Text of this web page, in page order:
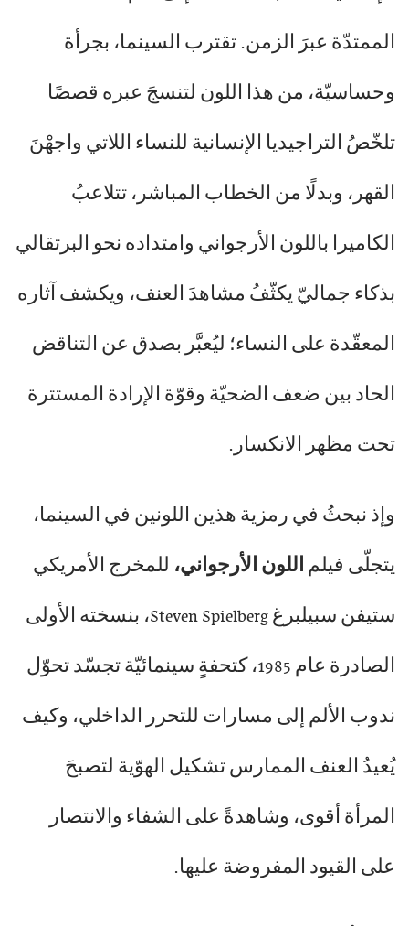
الممتدّة عبرَ الزمن. تقترب السينما، بجرأة
وحساسيّة، من هذا اللون لتنسجَ عبره قصصًا
تلخّصُ التراجيديا الإنسانية للنساء اللاتي واجهْنَ
القهر، وبدلًا من الخطاب المباشر، تتلاعبُ
الكاميرا باللون الأرجواني وامتداده نحو البرتقالي
بذكاء جماليّ يكثّفُ مشاهدَ العنف، ويكشف آثاره
المعقّدة على النساء؛ ليُعبَّر بصدق عن التناقض
الحاد بين ضعف الضحيّة وقوّة الإرادة المستترة
تحت مظهر الانكسار.
وإذ نبحثُ في رمزية هذين اللونين في السينما،
يتجلّى فيلماللون الأرجواني، للمخرج الأمريكي
ستيفن سبيلبرغ Steven Spielberg، بنسخته الأولى
الصادرة عام 1985، كتحفةٍ سينمائيّة تجسّد تحوّل
ندوب الألم إلى مسارات للتحرر الداخلي، وكيف
يُعيدُ العنف الممارس تشكيل الهوّية لتصبحَ
المرأة أقوى، وشاهدةً على الشفاء والانتصار
على القيود المفروضة عليها.